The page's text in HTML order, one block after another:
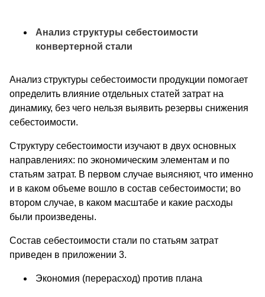
Анализ структуры себестоимости
конвертерной стали
Анализ структуры себестоимости продукции помогает
определить влияние отдельных статей затрат на
динамику, без чего нельзя выявить резервы снижения
себестоимости.
Структуру себестоимости изучают в двух основных
направлениях: по экономическим элементам и по
статьям затрат. В первом случае выясняют, что именно
и в каком объеме вошло в состав себестоимости; во
втором случае, в каком масштабе и какие расходы
были произведены.
Состав себестоимости стали по статьям затрат
приведен в приложении 3.
Экономия (перерасход) против плана